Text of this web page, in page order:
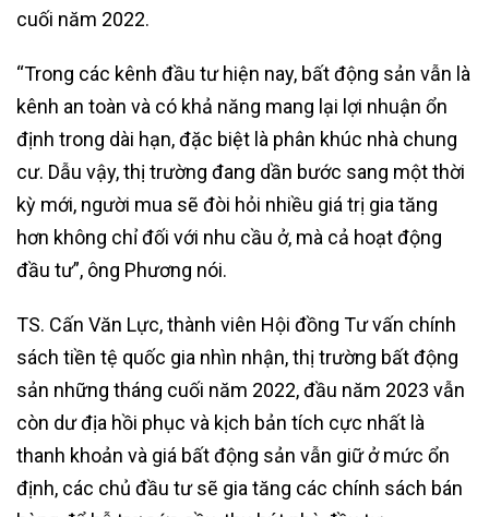
cuối năm 2022.
“Trong các kênh đầu tư hiện nay, bất động sản vẫn là
kênh an toàn và có khả năng mang lại lợi nhuận ổn
định trong dài hạn, đặc biệt là phân khúc nhà chung
cư. Dẫu vậy, thị trường đang dần bước sang một thời
kỳ mới, người mua sẽ đòi hỏi nhiều giá trị gia tăng
hơn không chỉ đối với nhu cầu ở, mà cả hoạt động
đầu tư”, ông Phương nói.
TS. Cấn Văn Lực, thành viên Hội đồng Tư vấn chính
sách tiền tệ quốc gia nhìn nhận, thị trường bất động
sản những tháng cuối năm 2022, đầu năm 2023 vẫn
còn dư địa hồi phục và kịch bản tích cực nhất là
thanh khoản và giá bất động sản vẫn giữ ở mức ổn
định, các chủ đầu tư sẽ gia tăng các chính sách bán